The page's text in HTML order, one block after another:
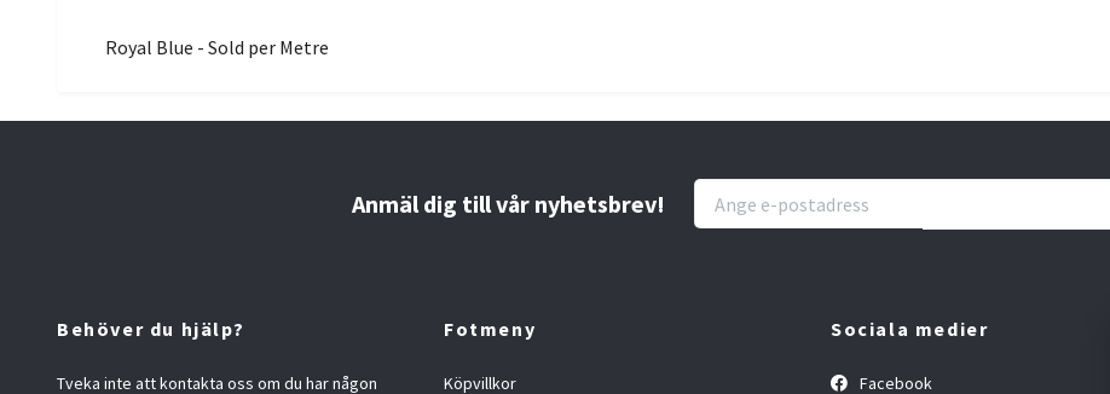
Royal Blue - Sold per Metre
Anmäl dig till vår nyhetsbrev!
Behöver du hjälp?
Tveka inte att kontakta oss om du har någon
Fotmeny
Köpvillkor
Sociala medier
Facebook